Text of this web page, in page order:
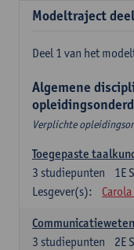
Modeltraject
Deel 1 van het
Algemene
Verplichte
Toegepaste
1E
3 studiepunten
Lesgever(s):
2E
3 studiepunten